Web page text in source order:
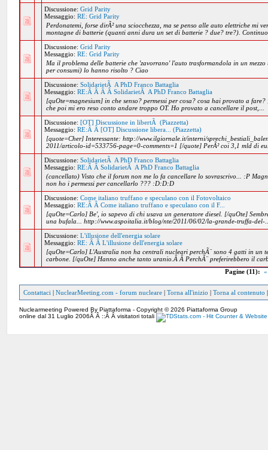
Discussione:Grid Parity
Messaggio:RE: Grid Parity
Perdonatemi, forse dirÃ² una sciocchezza, ma se penso alle auto elettriche mi
montagne di batterie (quanti anni dura un set di batterie ? due? tre?).
Discussione:Grid Parity
Messaggio:RE: Grid Parity
Ma il problema delle batterie che 'zavorrano' l'auto trasformandola in un
per consumi) lo hanno risolto ? Ciao
Discussione:SolidarietÃ A PhD Franco Battaglia
Messaggio:RE:Â Â Â Â SolidarietÃ A PhD Franco Battaglia
[quOte=magnesium] in che senso? permessi per cosa? cosa hai provato a
che poi mi ero reso conto andare troppo OT. Ho provato a cancellare il post,...
Discussione:[OT] Discussione in libertÃ (Piazzetta)
Messaggio:RE:Â Â [OT] Discussione libera... (Piazzetta)
[quote=Cher] Interessante: http://www.ilgiornale.it/interni/
2011/articolo-id=533756-page=0-comments=1 [/quote] PerÃ² coi 3,1 mld di
Discussione:SolidarietÃ A PhD Franco Battaglia
Messaggio:RE:Â Â SolidarietÃ A PhD Franco Battaglia
(cancellato) Visto che il forum non me lo fa cancellare lo sovrascrivo... :P
non ho i permessi per cancellarlo ??? :D:D:D
Discussione:Come italiano truffano e speculano con il Fotovoltaico
Messaggio:RE:Â Â Come italiano truffano e speculano con il F...
[quOte=Carlo] Be', io sapevo di chi usava un generatore diesel. [/quOte]
una bufala... http://www.aspoitalia.it/blog/nte/2011/06/02/la-grande-truffa-del-
Discussione:L'illusione dell'energia solare
Messaggio:RE: Â Â L'illusione dell'energia solare
[quOte=Carlo] L'Australia non ha centrali nucleari perchÃ¨ sono 4 gatti in un
carbone. [/quOte] Hanno anche tanto uranio.Â Â PerchÃ¨ preferirebbero il
Pagine (11):
Contattaci |NuclearMeeting.com - forum nucleare |Torna all'inizio |Torna al contenuto
Nuclearmeeting Powered By Piattaforma - Copyright © 2026 Piattaforma Group
online dal 31 Luglio 2006Â Â ::Â Â visitatori totali